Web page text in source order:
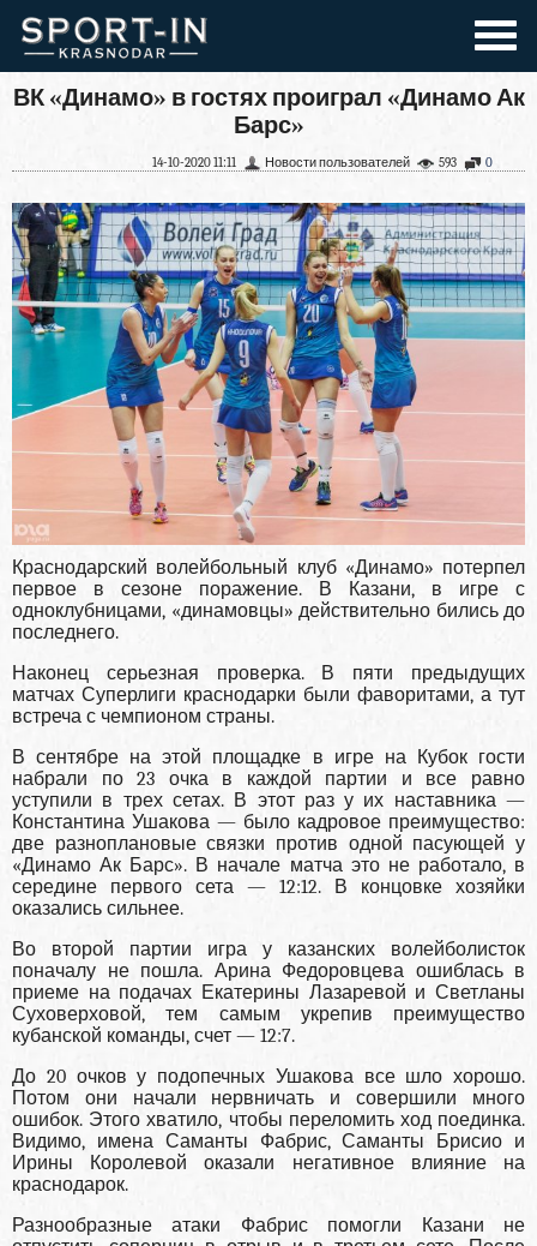
ВК «Динамо» в гостях проиграл «Динамо Ак
Барс»
0
593
Новости пользователей
14-10-2020 11:11
Краснодарский волейбольный клуб «Динамо» потерпел
первое в сезоне поражение. В Казани, в игре с
одноклубницами, «динамовцы» действительно бились до
последнего.
Наконец серьезная проверка. В пяти предыдущих
матчах Суперлиги краснодарки были фаворитами, а тут
встреча с чемпионом страны.
В сентябре на этой площадке в игре на Кубок гости
набрали по 23 очка в каждой партии и все равно
уступили в трех сетах. В этот раз у их наставника —
Константина Ушакова — было кадровое преимущество:
две разноплановые связки против одной пасующей у
«Динамо Ак Барс». В начале матча это не работало, в
середине первого сета — 12:12. В концовке хозяйки
оказались сильнее.
Во второй партии игра у казанских волейболисток
поначалу не пошла. Арина Федоровцева ошиблась в
приеме на подачах Екатерины Лазаревой и Светланы
Суховерховой, тем самым укрепив преимущество
кубанской команды, счет — 12:7.
До 20 очков у подопечных Ушакова все шло хорошо.
Потом они начали нервничать и совершили много
ошибок. Этого хватило, чтобы переломить ход поединка.
Видимо, имена Саманты Фабрис, Саманты Брисио и
Ирины Королевой оказали негативное влияние на
краснодарок.
Разнообразные атаки Фабрис помогли Казани не